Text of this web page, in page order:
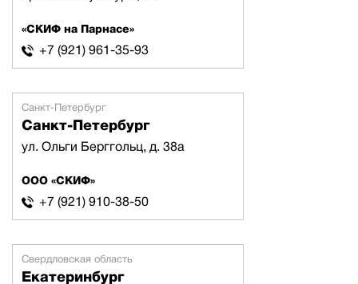
«СКИФ на Парнасе»
+7 (921) 961-35-93
Санкт-Петербург
Санкт-Петербург
ул. Ольги Берггольц, д. 38а
ООО «СКИФ»
+7 (921) 910-38-50
Свердловская область
Екатеринбург